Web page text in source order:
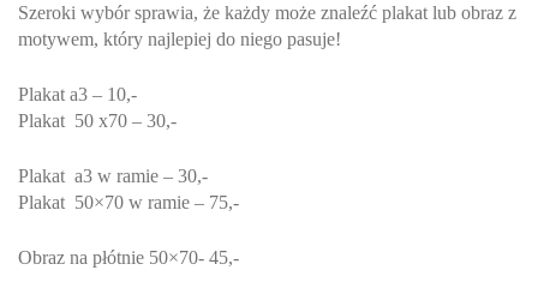
Szeroki wybór sprawia, że każdy może znaleźć plakat lub obraz z
motywem, który najlepiej do niego pasuje!
Plakat a3 – 10,-
Plakat 50 x70 – 30,-
Plakat a3 w ramie – 30,-
Plakat 50×70 w ramie – 75,-
Obraz na płótnie 50×70- 45,-